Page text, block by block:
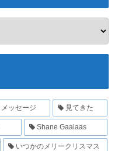
メッセージ 見てきた
Shane Gaalaas
いつかのメリークリスマス